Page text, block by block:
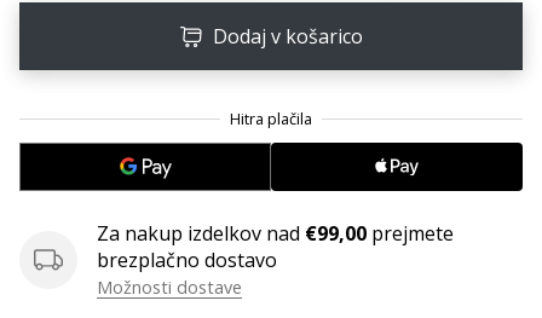
Imate
blog,
Facebook
stran
Dodaj v košarico
Za nakup izdelkov nad €99,00 prejmete
brezplačno dostavo
Možnosti dostave